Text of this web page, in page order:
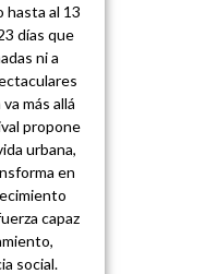
hasta al 13
días que
ni a
más allá
propone
urbana,
en
capaz
social.